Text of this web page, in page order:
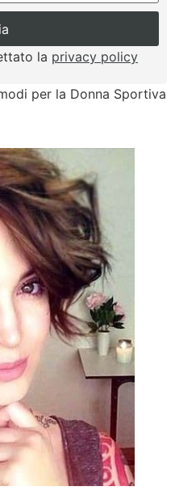
la privacy policy
per la Donna Sportiva